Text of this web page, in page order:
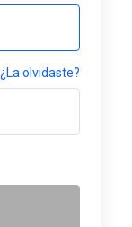
¿La olvidaste?